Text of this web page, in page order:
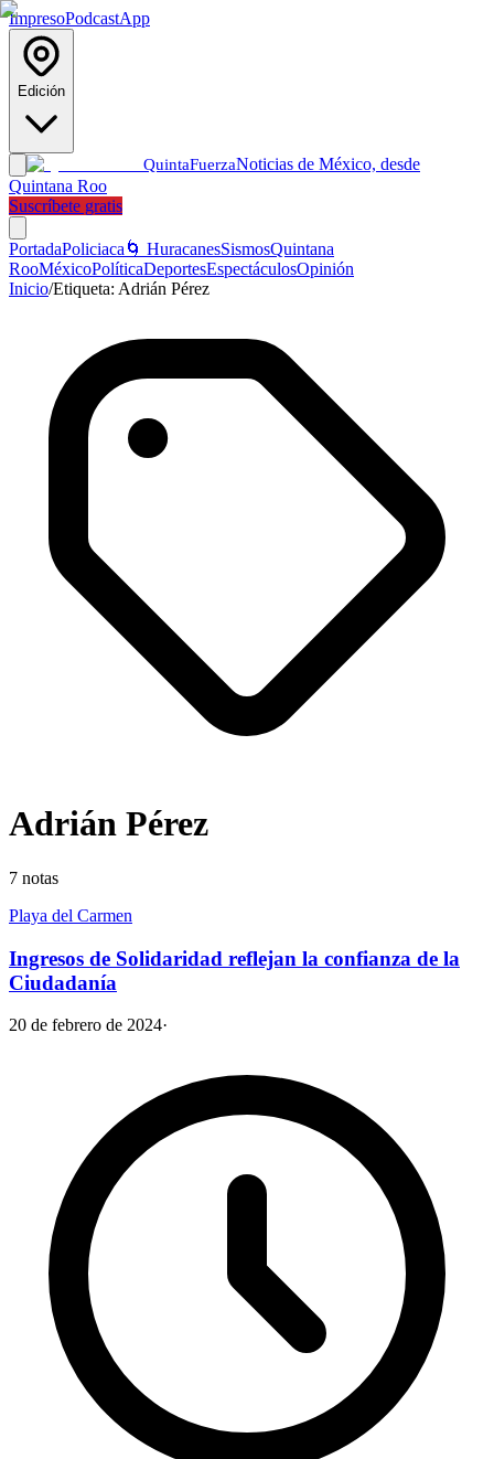
ImpresoPodcastApp
Edición
QuintaFuerzaNoticias de México, desde
Quintana Roo
Suscríbete gratis
PortadaPoliciaca 🌀 HuracanesSismosQuintana
RooMéxicoPolíticaDeportesEspectáculosOpinión
Inicio/Etiqueta: Adrián Pérez
Adrián Pérez
7 notas
Playa del Carmen
Ingresos de Solidaridad reflejan la confianza de la
Ciudadanía
20 de febrero de 2024·